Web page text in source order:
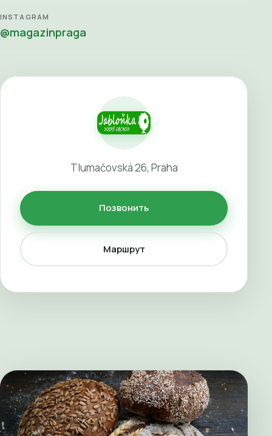
INSTAGRAM
@magazinpraga
Tlumačovská 26, Praha
Позвонить
Маршрут